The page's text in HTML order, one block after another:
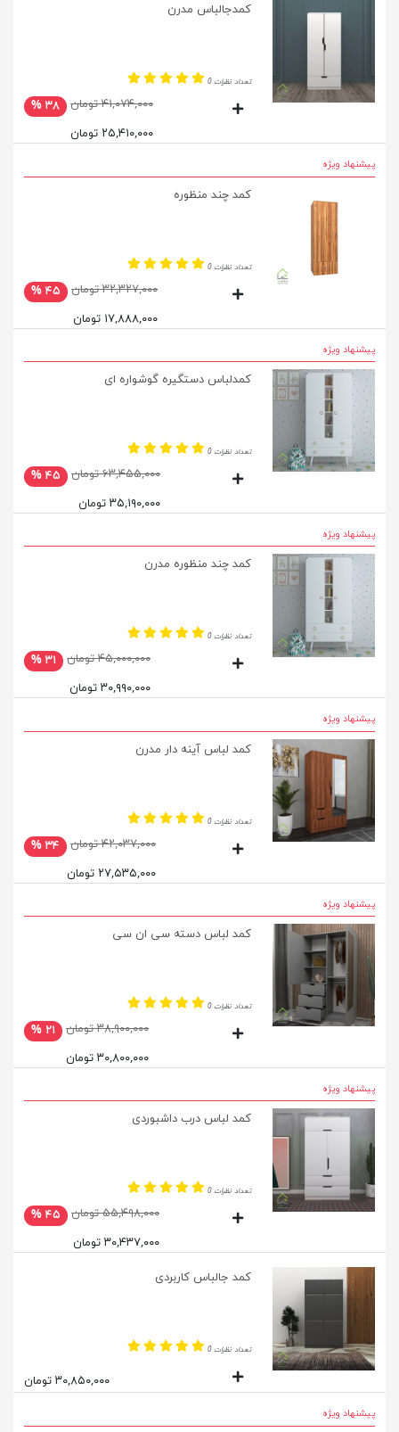
کمدجالباس مدرن
تعداد نظرات 0
۴۱,۰۷۴,۰۰۰ تومان
۳۸ %
۲۵,۴۱۰,۰۰۰ تومان
پیشنهاد ویژه
کمد چند منظوره
تعداد نظرات 0
۳۲,۳۲۷,۰۰۰ تومان
۴۵ %
۱۷,۸۸۸,۰۰۰ تومان
پیشنهاد ویژه
کمدلباس دستگیره گوشواره ای
تعداد نظرات 0
۶۳,۴۵۵,۰۰۰ تومان
۴۵ %
۳۵,۱۹۰,۰۰۰ تومان
پیشنهاد ویژه
کمد چند منظوره مدرن
تعداد نظرات 0
۴۵,۰۰۰,۰۰۰ تومان
۳۱ %
۳۰,۹۹۰,۰۰۰ تومان
پیشنهاد ویژه
کمد لباس آینه دار مدرن
تعداد نظرات 0
۴۲,۰۳۷,۰۰۰ تومان
۳۴ %
۲۷,۵۳۵,۰۰۰ تومان
پیشنهاد ویژه
کمد لباس دسته سی ان سی
تعداد نظرات 0
۳۸,۹۰۰,۰۰۰ تومان
۲۱ %
۳۰,۸۰۰,۰۰۰ تومان
پیشنهاد ویژه
کمد لباس درب داشبوردی
تعداد نظرات 0
۵۵,۴۹۸,۰۰۰ تومان
۴۵ %
۳۰,۴۳۷,۰۰۰ تومان
کمد جالباس کاربردی
تعداد نظرات 0
۳۰,۸۵۰,۰۰۰ تومان
پیشنهاد ویژه